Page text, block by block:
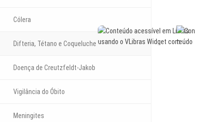
Cólera
Difteria, Tétano e Coqueluche
Doença de Creutzfeldt-Jakob
Vigilância do Óbito
Meningites